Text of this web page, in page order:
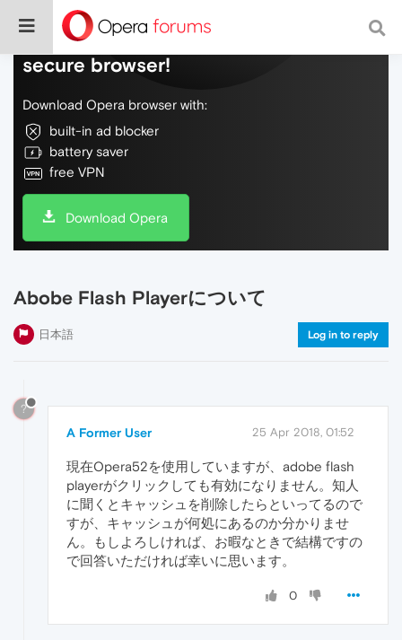
Do more on the web, with a fast and
secure browser!
Download Opera browser with:
built-in ad blocker
battery saver
free VPN
Download Opera
Abobe Flash Playerについて
日本語 Log in to reply
?
A Former User 25 Apr 2018, 01:52
現在Opera52を使用していますが、adobe flash
playerがクリックしても有効になりません。知人
に聞くとキャッシュを削除したらといってるので
すが、キャッシュが何処にあるのか分かりませ
ん。もしよろしければ、お暇なときで結構ですの
で回答いただければ幸いに思います。
0